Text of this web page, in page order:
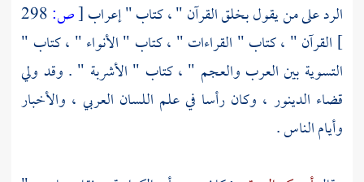
الرد على من يقول بخلق القرآن " ، كتاب " إعراب[ص:298
] القرآن " ، كتاب " القراءات " ، كتاب " الأنواء " ، كتاب "
التسوية بين العرب والعجم " ، كتاب " الأشربة " . وقد ولي
قضاء الدينور ، وكان رأسا في علم اللسان العربي ، والأخبار
وأيام الناس .